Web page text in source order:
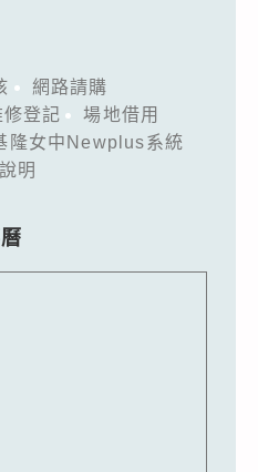
網路請購
修登記
場地借用
隆女中Newplus系統
明